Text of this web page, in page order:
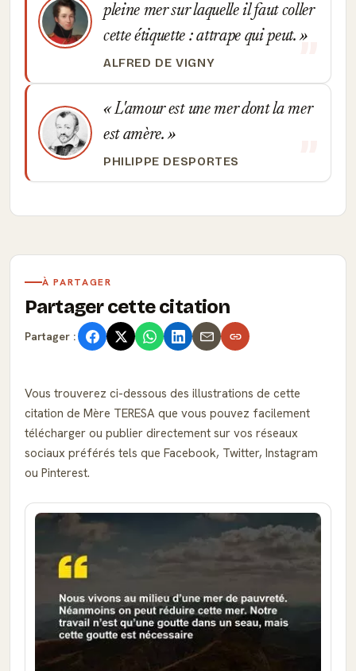
pleine mer sur laquelle il faut coller
cette étiquette : attrape qui peut.
ALFRED DE VIGNY
L'amour est une mer dont la mer
est amère.
PHILIPPE DESPORTES
À PARTAGER
Partager cette citation
Partager :
Vous trouverez ci-dessous des illustrations de cette
citation de Mère TERESA que vous pouvez facilement
télécharger ou publier directement sur vos réseaux
sociaux préférés tels que Facebook, Twitter, Instagram
ou Pinterest.